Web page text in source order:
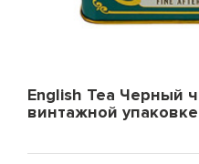
English Tea Черный
винтажной